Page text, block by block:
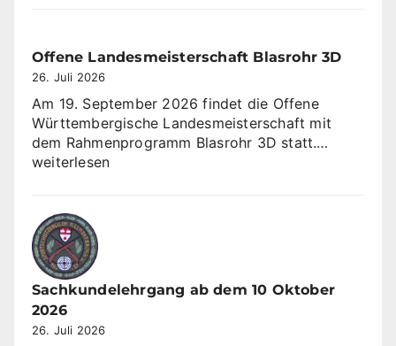
KK
Offene Landesmeisterschaft Blasrohr 3D
26. Juli 2026
Am 19. September 2026 findet die Offene
Württembergische Landesmeisterschaft mit
dem Rahmenprogramm Blasrohr 3D statt.…
weiterlesen
Sachkundelehrgang ab dem 10 Oktober
2026
26. Juli 2026